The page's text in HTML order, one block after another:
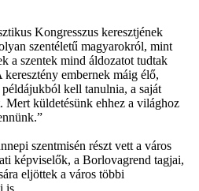
Kongresszus keresztjének
szentéletű magyarokról, mint
a szentek mind áldozatot tudtak
embernek máig élő,
kell tanulnia, a saját
Mert küldetésünk ehhez a világhoz
szentmisén részt vett a város
képviselők, a Borlovagrend tagjai,
eljöttek a város többi
is.